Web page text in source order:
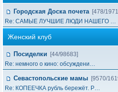
Городская Доска почета [478/
Re: САМЫЕ ЛУЧШИЕ ЛЮДИ НАШЕГО …
Женский клуб
Посиделки
[44/98683]
Re: немного о кино: обсуждени…
Севастопольские мамы [9570/
Re: КОПЕЕЧКА рубль бережёт. Р…